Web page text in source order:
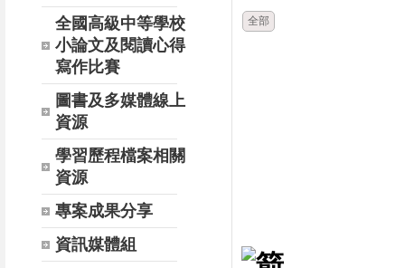
全國高級中等學校
小論文及閱讀心得
寫作比賽
圖書及多媒體線上
資源
學習歷程檔案相關
資源
專案成果分享
資訊媒體組
全部